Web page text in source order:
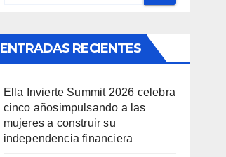
ENTRADAS RECIENTES
Ella Invierte Summit 2026 celebra
cinco añosimpulsando a las
mujeres a construir su
independencia financiera